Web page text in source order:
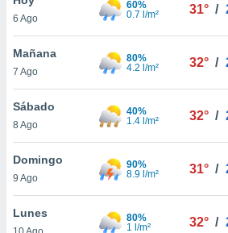
en
más
nuestra
de
6 Ago
60%
0.7 l/m²
31° /
Mañana
7 Ago
80%
4.2 l/m²
32° /
Sábado
8 Ago
40%
1.4 l/m²
32° /
Domingo
9 Ago
90%
8.9 l/m²
31° /
Lunes
80%
1 l/m²
32° /